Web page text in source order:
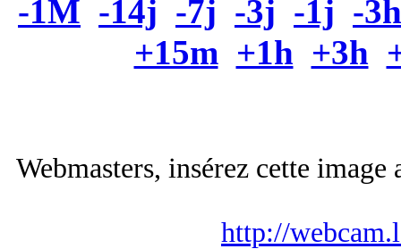
-1M -14j -7j -3j -1j -3h
+15m +1h +3h
Webmasters, insérez cette
http://